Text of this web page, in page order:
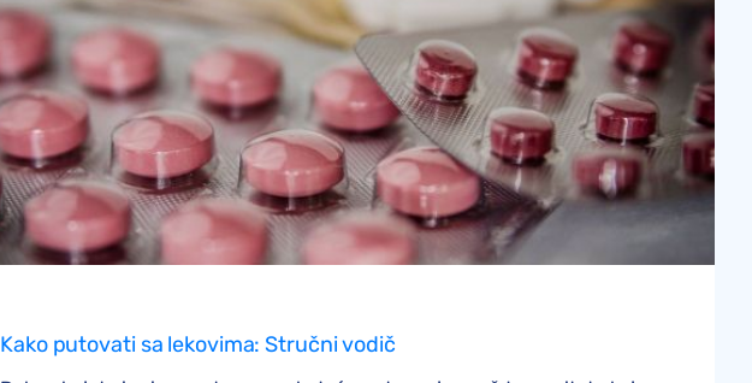
Kako putovati sa lekovima: Stručni vodič